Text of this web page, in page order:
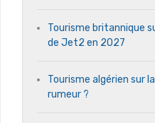
Tourisme britannique
de Jet2 en 2027
Tourisme algérien sur
rumeur ?